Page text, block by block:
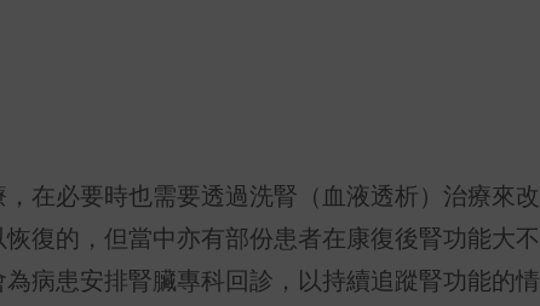
在必要時也需要透過洗腎（血液透析）治療來改
復的，但當中亦有部份患者在康復後腎功能大不
病患安排腎臟專科回診，以持續追蹤腎功能的情